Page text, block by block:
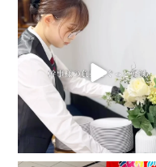
レセプション・社内イベント・
ナー後の懇親会にも✨団体様向
張パーティー・ケータリング